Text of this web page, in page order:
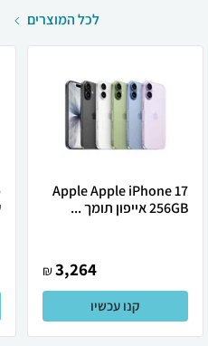
לכל המוצרים
Apple Apple iPhone 17
256GB אייפון תומך ...
3,264
₪
קנו עכשיו